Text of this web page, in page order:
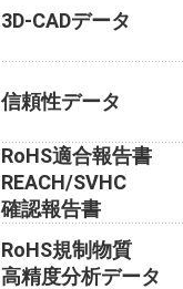
3D-CADデータ
信頼性データ
RoHS適合報告書
REACH/SVHC
確認報告書
RoHS規制物質
高精度分析データ